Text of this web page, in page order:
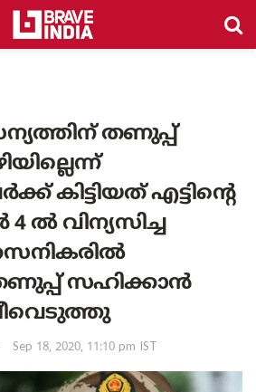
തണുപ്പ്
കിട്ടിയത് എട്ടിന്റെ
4 ൽ വിന്യസിച്ച
സഹിക്കാൻ
Sep 18, 2020, 11:10 pm IST